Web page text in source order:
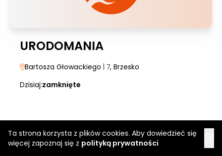
Ta strona korzysta z plików cookies. Aby dowiedzieć się
więcej zapoznaj się z polityką prywatności
URODOMANIA
Bartosza Głowackiego | 7, Brzesko
Dzisiaj:zamknięte